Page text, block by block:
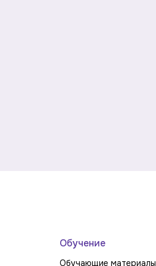
Обучение
Обучающие материалы